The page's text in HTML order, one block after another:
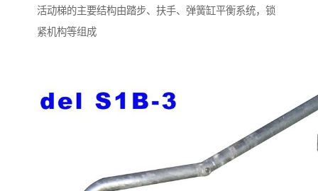
活动梯的主要结构由踏步、扶手、弹簧缸平衡系统，锁
紧机构等组成